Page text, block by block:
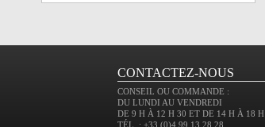
CONTACTEZ-NOUS
CONSEIL OU COMMANDE :
DU LUNDI AU VENDREDI
DE 9 H À 12 H 30 ET DE 14 H À 18 H
TÉL. : +33 (0)4 99 13 28 28